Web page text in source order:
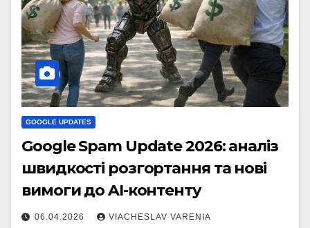
GOOGLE UPDATES
Google Spam Update 2026: аналіз
швидкості розгортання та нові
вимоги до AI-контенту
06.04.2026 VIACHESLAV VARENIA